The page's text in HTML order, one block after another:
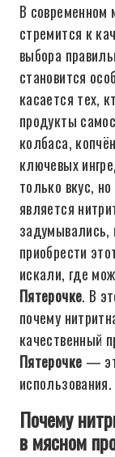
В современном
стремится к
выбора
становится
касается тех,
продукты
колбаса,
ключевых
только вкус,
является
задумывались,
приобрести
искали, где
Пятерочке. В
почему
качественный
Пятерочке —
использования.
Почему
в мясном